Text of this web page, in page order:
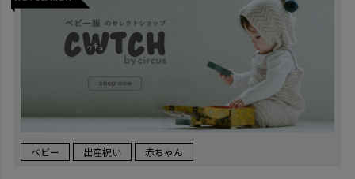
ベビー 出産祝い 赤ちゃん